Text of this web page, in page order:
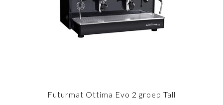
Futurmat Ottima Evo 2 groep Tall